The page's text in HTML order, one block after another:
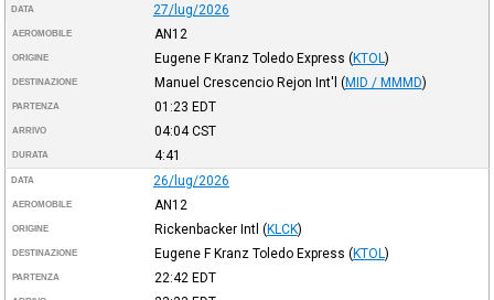
DATA 27/lug/2026
AEROMOBILE AN12
ORIGINE Eugene F Kranz Toledo Express (KTOL )
DESTINAZIONE Manuel Crescencio Rejon Int'l (MID / MMMD)
PARTENZA 01:23 EDT
ARRIVO 04:04CST
DURATA 4:41
DATA 26/lug/2026
AEROMOBILE AN12
ORIGINE Rickenbacker Intl (KLCK)
DESTINAZIONE Eugene F Kranz Toledo Express (KTOL )
PARTENZA 22:42 EDT